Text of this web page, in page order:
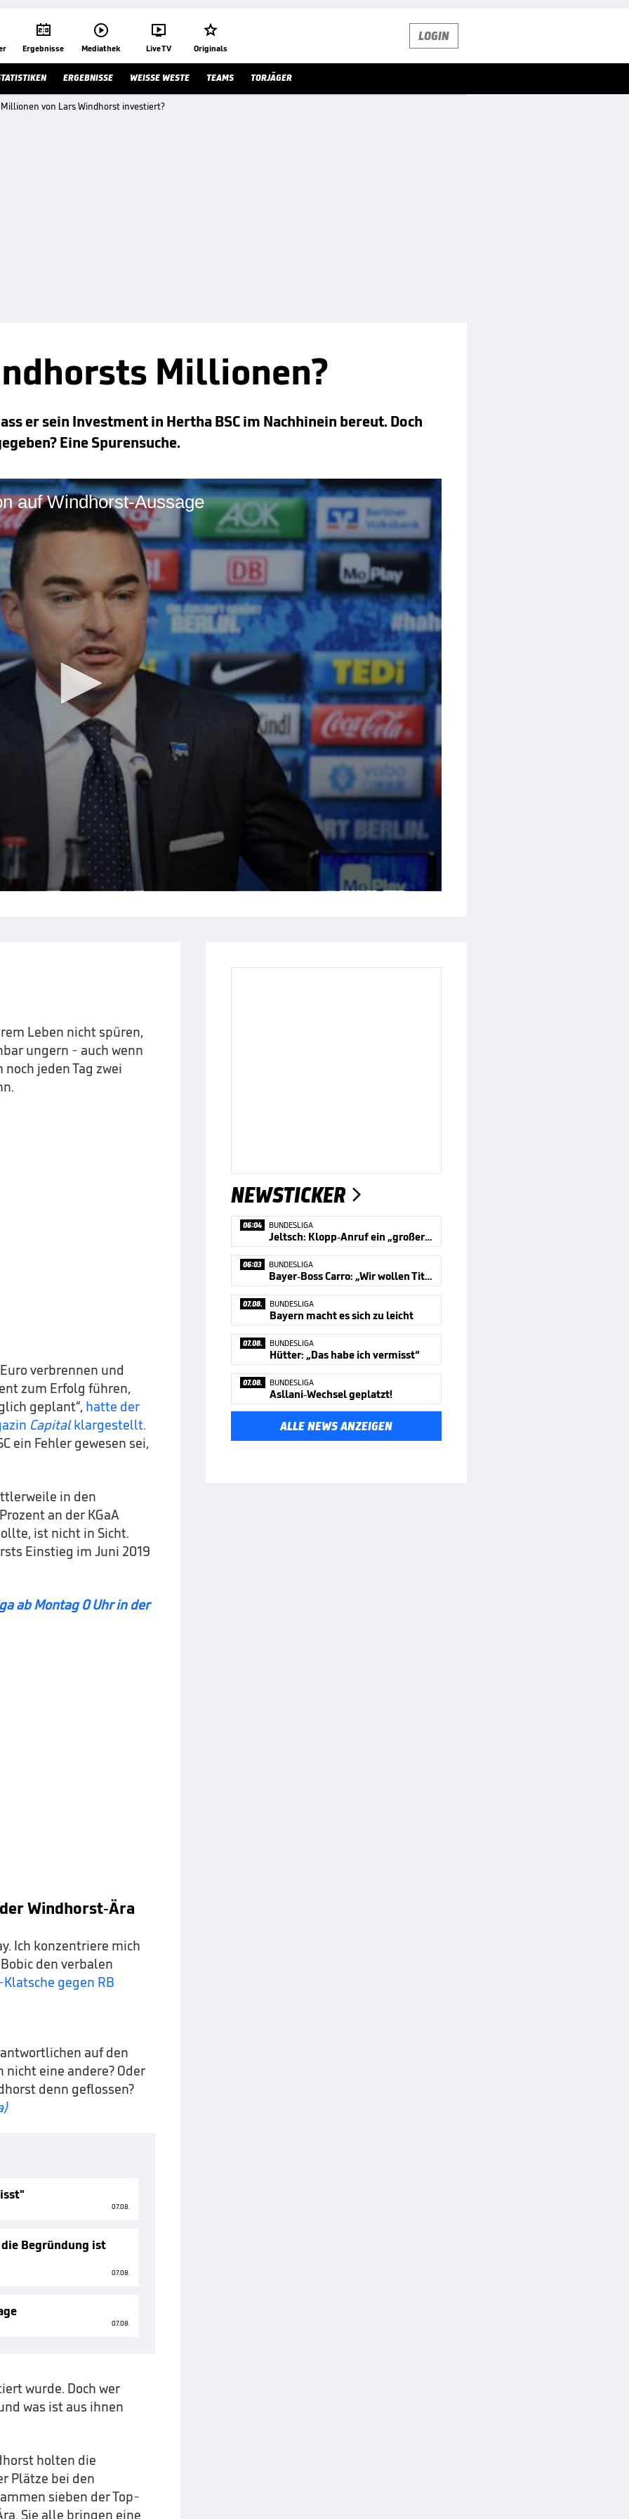

Ergebnisse

Mediathek

Live TV

Originals
LOGIN
ERGEBNISSE WEISSE WESTE TEAMS TORJÄGER
von Lars Windhorst investiert?
Millionen?
er sein Investment in Hertha BSC im Nachhinein bereut. Doch
Eine Spurensuche.
auf Windhorst-Aussage
Leben nicht spüren,
ungern - auch wenn
jeden Tag zwei
verbrennen und
zum Erfolg führen,
geplant“, hatte der
Capitalklargestellt.
ein Fehler gewesen sei,
in den
an der KGaA
ist nicht in Sicht.
Einstieg im Juni 2019
ab Montag 0 Uhr in der
Windhorst-Ära
Ich konzentriere mich
den verbalen
gegen RB
auf den
eine andere? Oder
denn geflossen?
07.08.
Begründung ist
07.08.
07.08.
wurde. Doch wer
was ist aus ihnen
holten die
Plätze bei den
sieben der Top-
Sie alle bringen eine
NEWSTICKER 
06:04 BUNDESLIGA
Jeltsch: Klopp-Anruf ein „großer Traum“
06:03 BUNDESLIGA
Bayer-Boss Carro: „Wir wollen Titel gewinnen“
07.08. BUNDESLIGA
Bayern macht es sich zu leicht
07.08. BUNDESLIGA
Hütter: „Das habe ich vermisst“
07.08. BUNDESLIGA
Asllani-Wechsel geplatzt!
ALLE NEWS ANZEIGEN